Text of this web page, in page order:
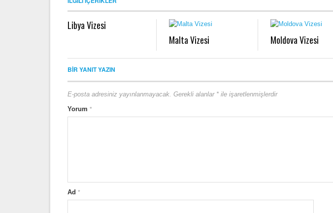
Libya Vizesi
Malta Vizesi
Moldova Vizesi
BIR YANIT YAZIN
E-posta adresiniz yayınlanmayacak. Gerekli alanlar * ile işaretlenmişlerdir
Yorum *
Ad *